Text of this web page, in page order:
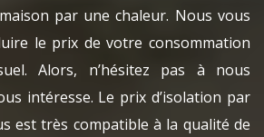
par une chaleur. Nous vous
le prix de votre consommation
Alors, n’hésitez pas à nous
intéresse. Le prix d’isolation par
est très compatible à la qualité de